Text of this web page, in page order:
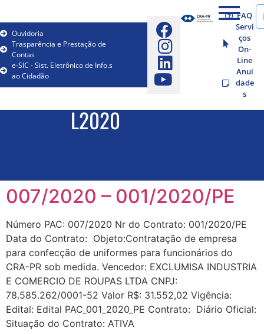
Ouvidoria
Trasparência e Prestação de
Contas
e-SIC - Sist. Eletrônico de Info.s
ao Cidadão
FAQ
Servi
ços
On-
Line
Anui
dade
s
L2020
007/2020 – 001/2020/PE
Número PAC: 007/2020 Nr do Contrato: 001/2020/PE
Data do Contrato: Objeto:Contratação de empresa
para confecção de uniformes para funcionários do
CRA-PR sob medida. Vencedor: EXCLUMISA INDUSTRIA
E COMERCIO DE ROUPAS LTDA CNPJ:
78.585.262/0001-52 Valor R$: 31.552,02 Vigência:
Edital: Edital PAC_001_2020_PE Contrato: Diário Oficial:
Situação do Contrato: ATIVA